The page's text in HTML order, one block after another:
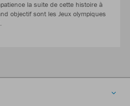
la suite de cette histoire à
objectif sont les Jeux olympiques